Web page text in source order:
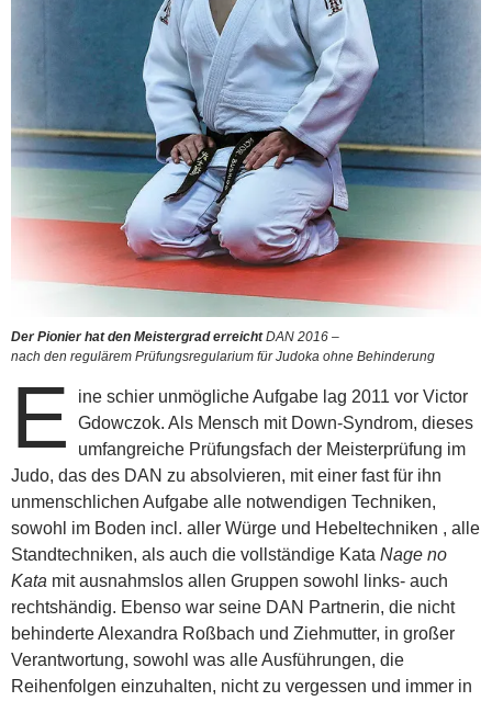
Der Pionier hat den Meistergrad erreichtDAN 2016 –
nach den regulärem Prüfungsregularium für Judoka ohne Behinderung
E
ine schier unmögliche Aufgabe lag 2011 vor Victor
Gdowczok. Als Mensch mit Down-Syndrom, dieses
umfangreiche Prüfungsfach der Meisterprüfung im
Judo, das des DAN zu absolvieren, mit einer fast für ihn
unmenschlichen Aufgabe alle notwendigen Techniken,
sowohl im Boden incl. aller Würge und Hebeltechniken , alle
Standtechniken, als auch die vollständige Kata Nage no
Kata mit ausnahmslos allen Gruppen sowohl links- auch
rechtshändig. Ebenso war seine DAN Partnerin, die nicht
behinderte Alexandra Roßbach und Ziehmutter, in großer
Verantwortung, sowohl was alle Ausführungen, die
Reihenfolgen einzuhalten, nicht zu vergessen und immer in